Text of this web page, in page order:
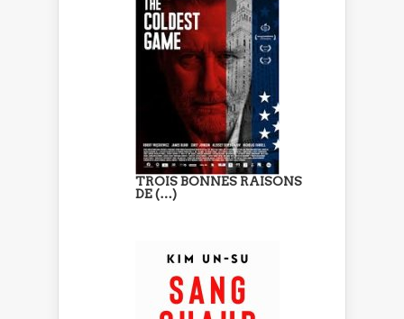
TROIS BONNES RAISONS
DE (…)